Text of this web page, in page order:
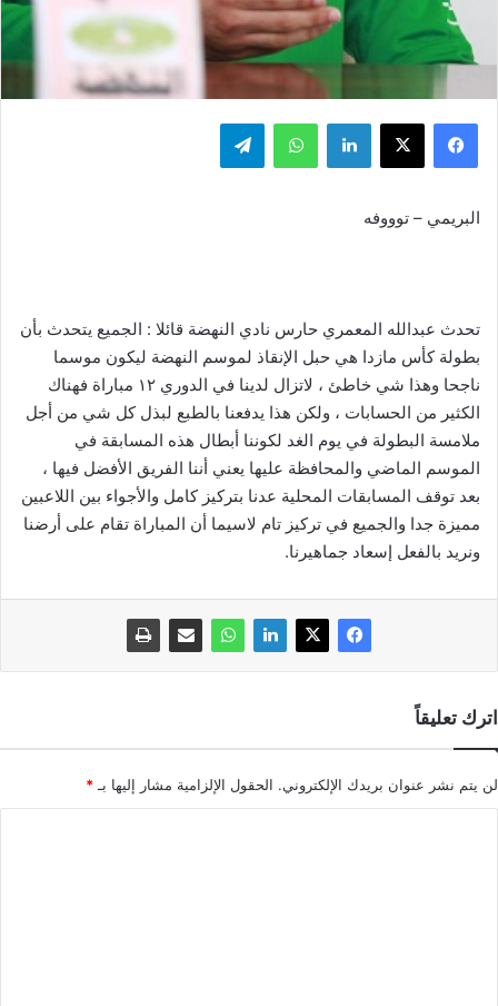
فيسبوك ‫X لينكدإن واتساب تيلقرام
البريمي – توووفه
تحدث عبدالله المعمري حارس نادي النهضة قائلا : الجميع يتحدث بأن
بطولة كأس مازدا هي حبل الإنقاذ لموسم النهضة ليكون موسما
ناجحا وهذا شي خاطئ ، لاتزال لدينا في الدوري ١٢ مباراة فهناك
الكثير من الحسابات ، ولكن هذا يدفعنا بالطبع لبذل كل شي من أجل
ملامسة البطولة في يوم الغد لكوننا أبطال هذه المسابقة في
الموسم الماضي والمحافظة عليها يعني أننا الفريق الأفضل فيها ،
بعد توقف المسابقات المحلية عدنا بتركيز كامل والأجواء بين اللاعبين
مميزة جدا والجميع في تركيز تام لاسيما أن المباراة تقام على أرضنا
ونريد بالفعل إسعاد جماهيرنا.
اترك تعليقاً
لن يتم نشر عنوان بريدك الإلكتروني. الحقول الإلزامية مشار إليها بـ *